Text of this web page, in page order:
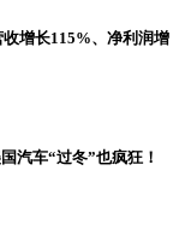
收增长115%、净利润增
汽车“过冬”也疯狂！